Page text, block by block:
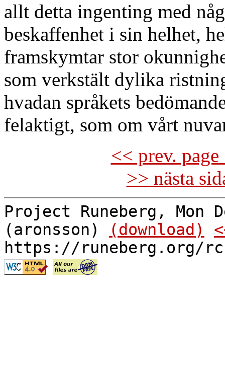
allt detta ingenting med
beskaffenhet i sin helhet,
framskymtar stor
som verkstält dylika
hvadan språkets
felaktigt, som om vårt
<< prev.
>> nästa
Project Runeberg, Mon
(aronsson)
(download)
https://runeberg.org/